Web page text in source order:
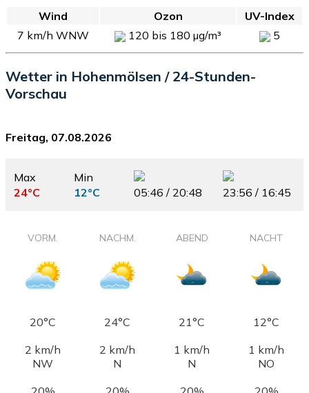
Wind Ozon
UV-Index
7 km/h WNW
120 bis 180 µg/m³ 5
Wetter in Hohenmölsen / 24-Stunden-
Vorschau
Freitag, 07.08.2026
Max
24°C
Min
12°C
05:46 / 20:48 23:56 / 16:45
VORM. NACHM. ABEND NACHT
20°C 24°C 21°C
12°C
2 km/h
NW
2 km/h
N
1 km/h
N
1 km/h
NO